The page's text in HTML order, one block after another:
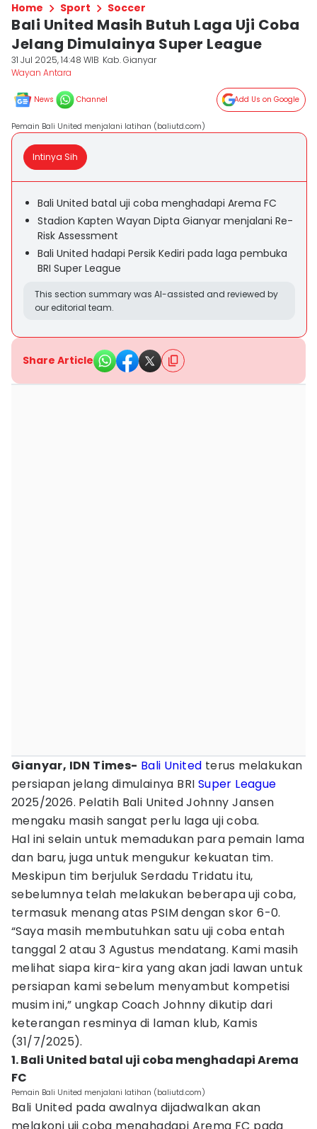
Home Sport Soccer
Bali United Masih Butuh Laga Uji Coba
Jelang Dimulainya Super League
31 Jul 2025, 14:48 WIB Kab. Gianyar
Wayan Antara
News Channel Add Us on Google
Pemain Bali United menjalani latihan (baliutd.com)
Intinya Sih
Bali United batal uji coba menghadapi Arema FC
Stadion Kapten Wayan Dipta Gianyar menjalani Re-
Risk Assessment
Bali United hadapi Persik Kediri pada laga pembuka
BRI Super League
This section summary was AI-assisted and reviewed by
our editorial team.
Share Article
Gianyar, IDN Times- Bali United terus melakukan
persiapan jelang dimulainya BRI Super League
2025/2026. Pelatih Bali United Johnny Jansen
mengaku masih sangat perlu laga uji coba.
Hal ini selain untuk memadukan para pemain lama
dan baru, juga untuk mengukur kekuatan tim.
Meskipun tim berjuluk Serdadu Tridatu itu,
sebelumnya telah melakukan beberapa uji coba,
termasuk menang atas PSIM dengan skor 6-0.
“Saya masih membutuhkan satu uji coba entah
tanggal 2 atau 3 Agustus mendatang. Kami masih
melihat siapa kira-kira yang akan jadi lawan untuk
persiapan kami sebelum menyambut kompetisi
musim ini,” ungkap Coach Johnny dikutip dari
keterangan resminya di laman klub, Kamis
(31/7/2025).
1. Bali United batal uji coba menghadapi Arema
FC
Pemain Bali United menjalani latihan (baliutd.com)
Bali United pada awalnya dijadwalkan akan